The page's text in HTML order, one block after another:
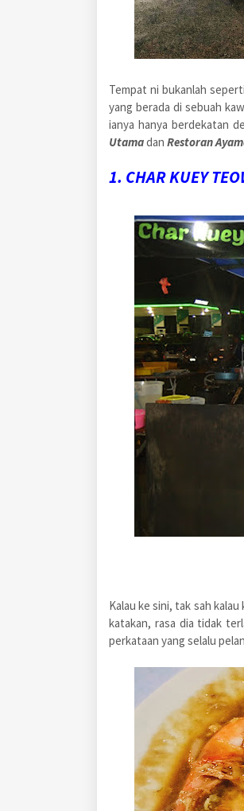
Tempat ni bukanlah
yang berada di sebuah
ianya hanya berdekatan
Utamadan Restoran
1. CHAR KUEY
Kalau ke sini, tak sah
katakan, rasa dia tidak
perkataan yang selalu